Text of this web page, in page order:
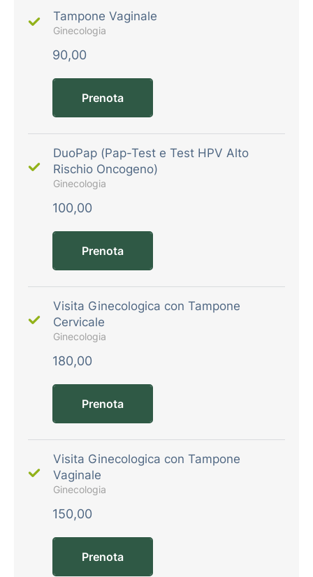
Tampone Vaginale
Ginecologia
90,00
Prenota
DuoPap (Pap-Test e Test HPV Alto
Rischio Oncogeno)
Ginecologia
100,00
Prenota
Visita Ginecologica con Tampone
Cervicale
Ginecologia
180,00
Prenota
Visita Ginecologica con Tampone
Vaginale
Ginecologia
150,00
Prenota